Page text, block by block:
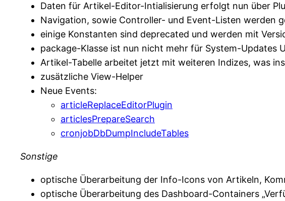
Daten für Artikel-Editor-Intialisierung erfolgt nun über
Navigation, sowie Controller- und Event-Listen werden
einige Konstanten sind deprecated und werden mit
package-Klasse ist nun nicht mehr für System-Updates
Artikel-Tabelle arbeitet jetzt mit weiteren Indizes, was
zusätzliche View-Helper
Neue Events:
articleReplaceEditorPlugin
articlesPrepareSearch
cronjobDbDumpIncludeTables
Sonstige
optische Überarbeitung der Info-Icons von Artikeln,
optische Überarbeitung des Dashboard-Containers